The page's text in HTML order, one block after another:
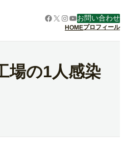
Facebook
X Instagram
YouTube
お問い合わせ
HOMEプロフィール
場の1人感染